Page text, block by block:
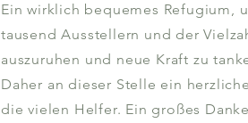
Ein wirklich bequemes Refugium,
tausend Ausstellern und der
auszuruhen und neue Kraft zu
Daher an dieser Stelle ein
die vielen Helfer. Ein großes